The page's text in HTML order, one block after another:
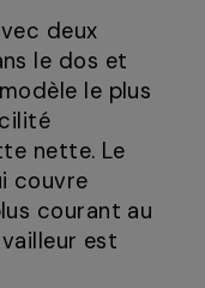
deux
le dos et
le plus
nette. Le
couvre
courant au
est